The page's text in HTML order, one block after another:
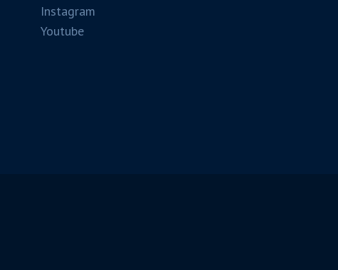
Instagram
Youtube